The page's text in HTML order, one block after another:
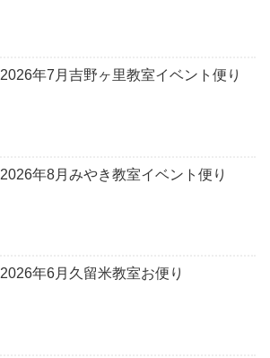
2026年7月吉野ヶ里教室イベント便り
2026年8月みやき教室イベント便り
2026年6月久留米教室お便り